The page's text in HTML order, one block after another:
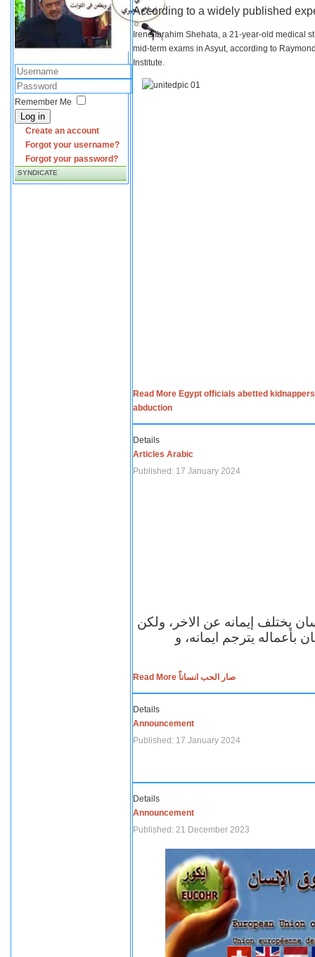
Remember Me
Log in
Create an account
Forgot your username?
Forgot your password?
SYNDICATE
According to a widely published
Irene Ibrahim Shehata, a 21-year-old medical
mid-term exams in Asyut, according to
Institute.
Read More Egypt officials abetted
abduction
Details
Articles Arabic
Published: 17 January 2024
يختلف إيمانه عن الاخر، ولكن
بأعماله يترجم ايمانه، و
Read More صار الحب انساناً
Details
Announcement
Published: 17 January 2024
Details
Announcement
Published: 21 December 2023